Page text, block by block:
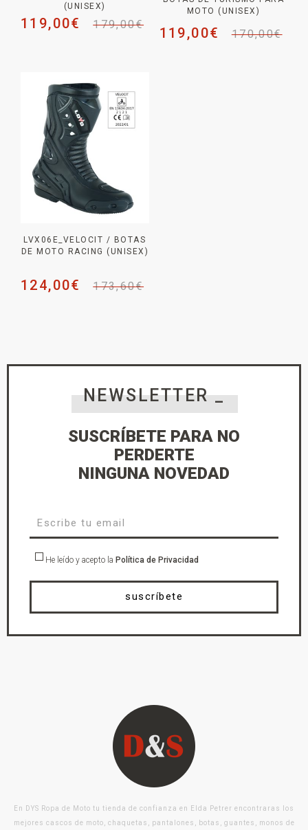
(UNISEX)
179,00€
119,00€
MOTO (UNISEX)
170,00€
119,00€
LVX06E_VELOCIT / BOTAS
DE MOTO RACING (UNISEX)
173,60€
124,00€
NEWSLETTER _
SUSCRÍBETE PARA NO
PERDERTE
NINGUNA NOVEDAD
He leído y acepto la Política de Privacidad
suscríbete
En DYS Ropa de Moto tu tienda de confianza en Elda Petrer encontraras los
mejores cascos de moto, chaquetas, pantalones, botas, guantes, monos de